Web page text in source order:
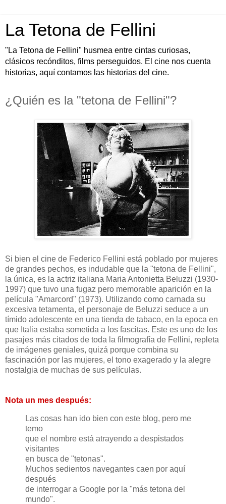
La Tetona de Fellini
"La Tetona de Fellini" husmea entre cintas curiosas,
clásicos recónditos, films perseguidos. El cine nos cuenta
historias, aquí contamos las historias del cine.
¿Quién es la "tetona de Fellini"?
Si bien el cine de Federico Fellini está poblado por mujeres
de grandes pechos, es indudable que la "tetona de Fellini",
la única, es la actriz italiana Maria Antonietta Beluzzi (1930-
1997) que tuvo una fugaz pero memorable aparición en la
película "Amarcord" (1973). Utilizando como carnada su
excesiva tetamenta, el personaje de Beluzzi seduce a un
tímido adolescente en una tienda de tabaco, en la epoca en
que Italia estaba sometida a los fascitas. Este es uno de los
pasajes más citados de toda la filmografía de Fellini, repleta
de imágenes geniales, quizá porque combina su
fascinación por las mujeres, el tono exagerado y la alegre
nostalgia de muchas de sus películas.
Nota un mes después:
Las cosas han ido bien con este blog, pero me
temo
que el nombre está atrayendo a despistados
visitantes
en busca de "tetonas".
Muchos sedientos navegantes caen por aquí
después
de interrogar a Google por la "más tetona del
mundo".